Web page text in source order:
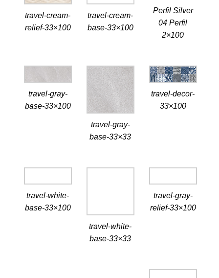
Perfil Silver
04 Perfil
2×100
travel-cream-
base-33×100
travel-cream-
relief-33×100
travel-decor-
33×100
travel-gray-
base-33×33
travel-gray-
base-33×100
travel-gray-
relief-33×100
travel-white-
base-33×33
travel-white-
base-33×100